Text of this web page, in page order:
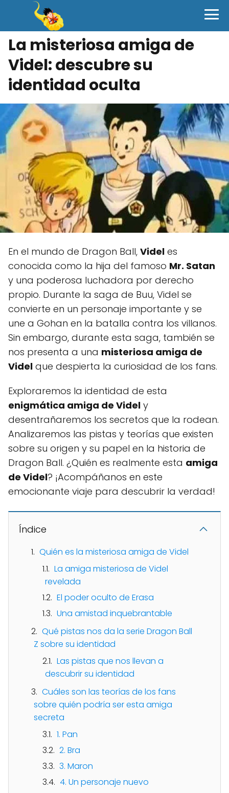
La misteriosa amiga de
Videl: descubre su
identidad oculta
En el mundo de Dragon Ball, Videl es
conocida como la hija del famoso Mr. Satan
y una poderosa luchadora por derecho
propio. Durante la saga de Buu, Videl se
convierte en un personaje importante y se
une a Gohan en la batalla contra los villanos.
Sin embargo, durante esta saga, también se
nos presenta a una misteriosa amiga de
Videl que despierta la curiosidad de los fans.
Exploraremos la identidad de esta
enigmática amiga de Videl y
desentrañaremos los secretos que la rodean.
Analizaremos las pistas y teorías que existen
sobre su origen y su papel en la historia de
Dragon Ball. ¿Quién es realmente esta amiga
de Videl? ¡Acompáñanos en este
emocionante viaje para descubrir la verdad!
Índice
Quién es la misteriosa amiga de Videl
La amiga misteriosa de Videl
revelada
El poder oculto de Erasa
Una amistad inquebrantable
Qué pistas nos da la serie Dragon Ball
Z sobre su identidad
Las pistas que nos llevan a
descubrir su identidad
Cuáles son las teorías de los fans
sobre quién podría ser esta amiga
secreta
1. Pan
2. Bra
3. Maron
4. Un personaje nuevo